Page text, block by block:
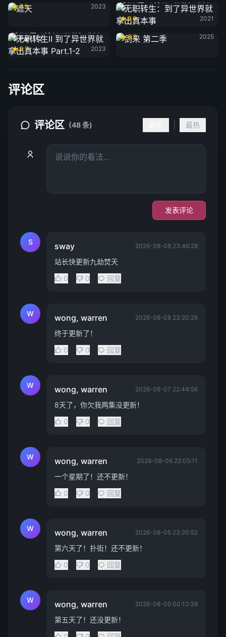
7.9
2023
事
6.6
2021
事 Part.1-2
8.7
2023
剑来 第二季
8.3
2025
评论区
评论区 (48 条) 最热
发表评论
S sway 2026-08-08 23:46:28
站长快更新九劫焚天
0
0 回复
W wong, warren 2026-08-08 23:20:26
终于更新了！
0
0 回复
W wong, warren 2026-08-07 22:44:56
8天了，你欠我两集没更新！
0
0 回复
W wong, warren 2026-08-06 22:05:11
一个星期了！还不更新！
0
0 回复
W wong, warren 2026-08-05 23:20:52
第六天了！扑街！还不更新！
0
0 回复
W wong, warren 2026-08-05 00:12:38
第五天了！还没更新！